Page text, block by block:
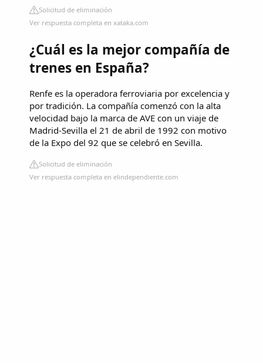
Solicitud de eliminación
Ver respuesta completa en xataka.com
¿Cuál es la mejor compañía de
trenes en España?
Renfe es la operadora ferroviaria por excelencia y
por tradición. La compañía comenzó con la alta
velocidad bajo la marca de AVE con un viaje de
Madrid-Sevilla el 21 de abril de 1992 con motivo
de la Expo del 92 que se celebró en Sevilla.
Solicitud de eliminación
Ver respuesta completa en elindependiente.com